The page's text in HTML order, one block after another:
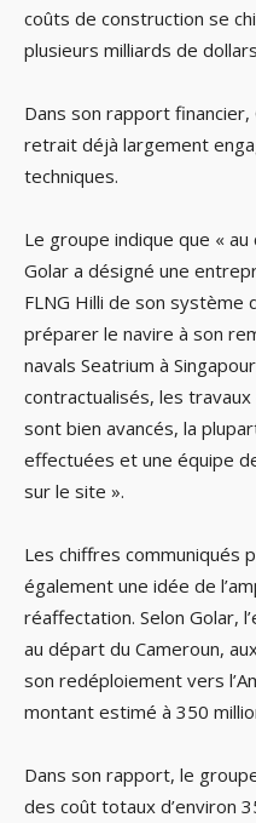
coûts de construction se
plusieurs milliards de
Dans son rapport
retrait déjà largement
techniques.
Le groupe indique que «
Golar a désigné une
FLNG Hilli de son système
préparer le navire à son
navals Seatrium à
contractualisés, les
sont bien avancés, la
effectuées et une équipe
sur le site ».
Les chiffres communiqués
également une idée de
réaffectation. Selon Golar,
au départ du Cameroun,
son redéploiement vers
montant estimé à 350
Dans son rapport, le
des coût totaux d’environ